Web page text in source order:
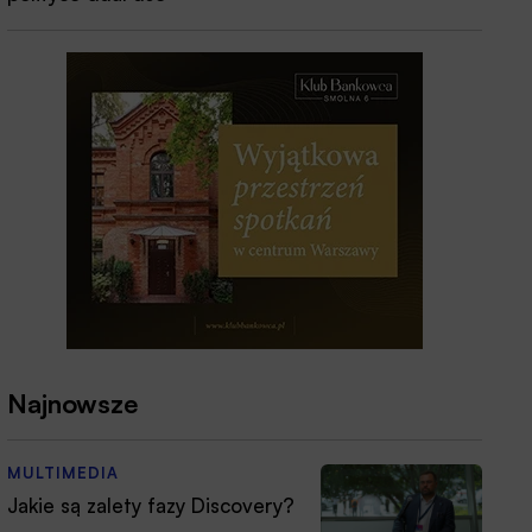
Najnowsze
MULTIMEDIA
Jakie są zalety fazy Discovery?